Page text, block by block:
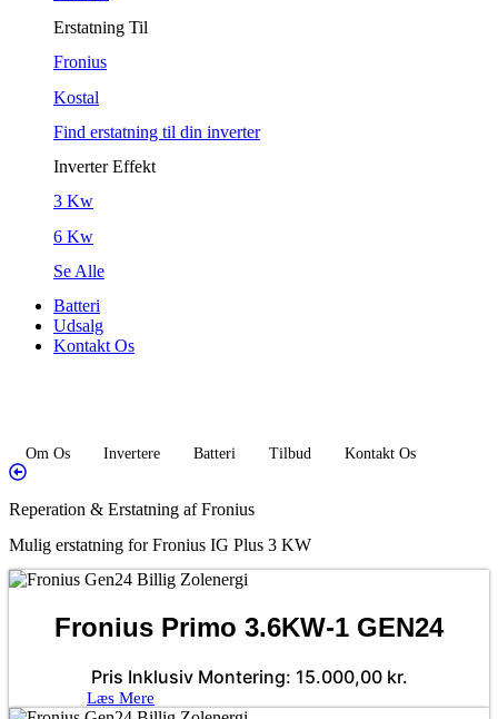
Erstatning Til
Fronius
Kostal
Find erstatning til din inverter
Inverter Effekt
3 Kw
6 Kw
Se Alle
Batteri
Udsalg
Kontakt Os
Om Os Invertere Batteri Tilbud Kontakt Os
Reperation & Erstatning af Fronius
Mulig erstatning for Fronius IG Plus 3 KW
Fronius Primo 3.6KW-1 GEN24
Pris Inklusiv Montering: 15.000,00 kr.
Læs Mere